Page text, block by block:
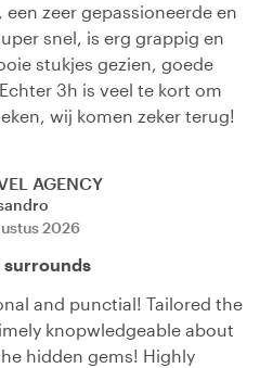
zeer gepassioneerde en
snel, is erg grappig en
stukjes gezien, goede
3h is veel te kort om
wij komen zeker terug!
AGENCY
2026
surrounds
and punctial! Tailored the
knopwledgeable about
hidden gems! Highly